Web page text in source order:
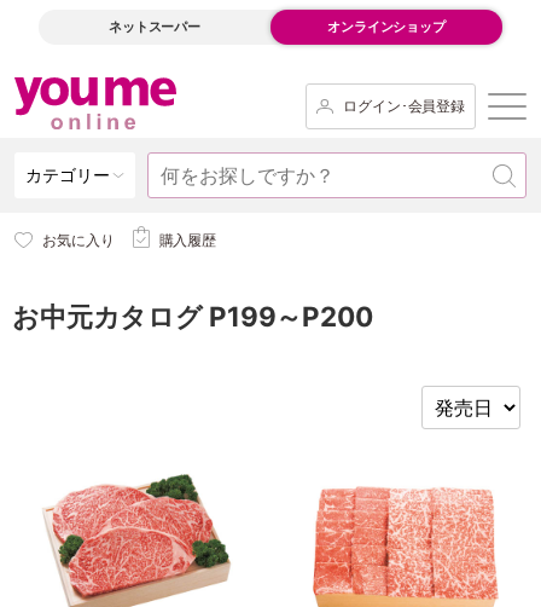
ネットスーパー オンラインショップ
ログイン･会員登録
カテゴリー
お気に入り 購入履歴
お中元カタログ P199～P200